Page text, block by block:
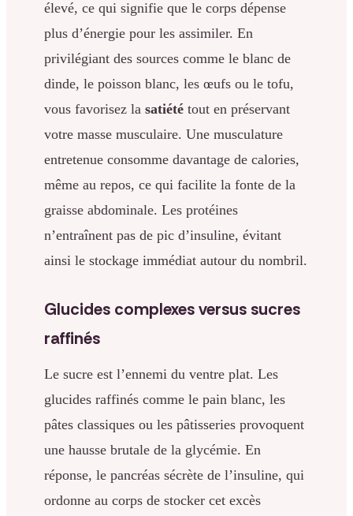
élevé, ce qui signifie que le corps dépense
plus d’énergie pour les assimiler. En
privilégiant des sources comme le blanc de
dinde, le poisson blanc, les œufs ou le tofu,
vous favorisez la satiété tout en préservant
votre masse musculaire. Une musculature
entretenue consomme davantage de calories,
même au repos, ce qui facilite la fonte de la
graisse abdominale. Les protéines
n’entraînent pas de pic d’insuline, évitant
ainsi le stockage immédiat autour du nombril.
Glucides complexes versus sucres
raffinés
Le sucre est l’ennemi du ventre plat. Les
glucides raffinés comme le pain blanc, les
pâtes classiques ou les pâtisseries provoquent
une hausse brutale de la glycémie. En
réponse, le pancréas sécrète de l’insuline, qui
ordonne au corps de stocker cet excès